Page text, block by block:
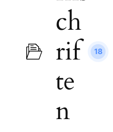
ch
rif
te
n
18